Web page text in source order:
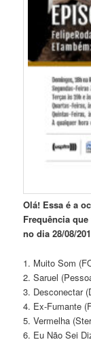
Olá! Essa é a
Frequência
no dia 28/08/
1. Muito Som
2. Saruel
3. Desconectar
4. Ex-Fumante
5. Vermelha
6. Eu Não Sei